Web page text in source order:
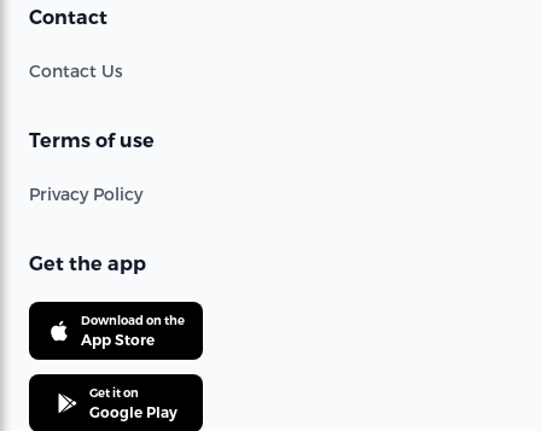
Contact
Contact Us
Terms of use
Privacy Policy
Get the app
Download on the
App Store
Get it on
Google Play